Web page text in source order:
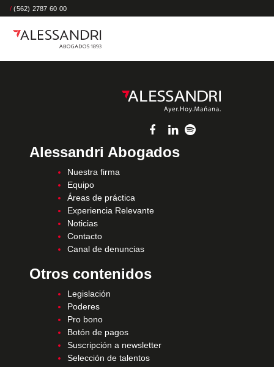
/ (562) 2787 60 00
Alessandri Abogados
Nuestra firma
Equipo
Áreas de práctica
Experiencia Relevante
Noticias
Contacto
Canal de denuncias
Otros contenidos
Legislación
Poderes
Pro bono
Botón de pagos
Suscripción a newsletter
Selección de talentos